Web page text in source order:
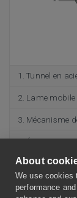
About
We use cookies
performance
Tunnel en
Lame mobile
Mécanisme
Butée d’arrêt
Joint